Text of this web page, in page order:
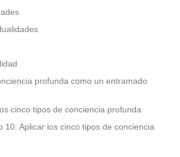
profunda como un entramado
cinco tipos de conciencia profunda
10: Aplicar los cinco tipos de conciencia